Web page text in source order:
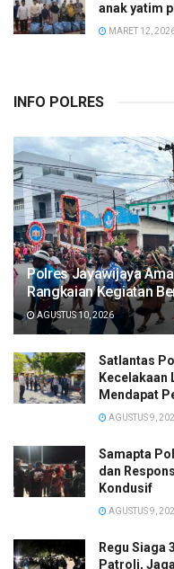
anak yatim
MARET 12,
INFO POLRES
Polres Jayawijaya
Rangkaian Kegiatan
AGUSTUS 10, 2026
Satlantas
Kecelakaan
Mendapat
AGUSTUS 9,
Samapta
dan
Kondusif
AGUSTUS 9,
Regu Siaga
Patroli,